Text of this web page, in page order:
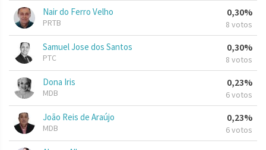
Nair do Ferro Velho
PRTB
0,30%
8 votos
Samuel Jose dos Santos
PTC
0,30%
8 votos
Dona Iris
MDB
0,23%
6 votos
João Reis de Araújo
MDB
0,23%
6 votos